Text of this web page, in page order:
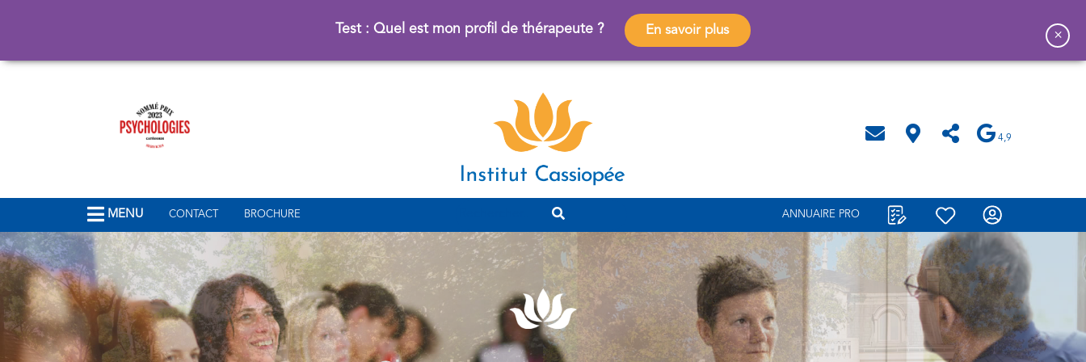
Test : Quel est mon profil de thérapeute ? En savoir plus ×
4,9
MENU CONTACT BROCHURE ANNUAIRE PRO